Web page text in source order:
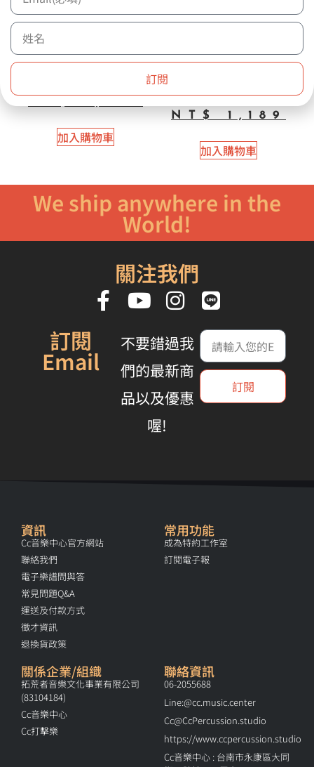
【絕版品出清】
【ENCORE】203R
SYMPHONIC 交響樂系
列 高音木琴/鍾琴槌 藤柄
1-1/8″ 酚醛 銅音色
加入購物車
【ENCORE】200R
1-1/8″ 聚酯材料 溫暖音
NT$1,699
NT$
1,189
加入購物車
We ship anywhere in the
World!
關注我們
訂閱
Email
不要錯過我
們的最新商
品以及優惠
喔!
訂閱
資訊
Cc音樂中心官方網站
聯絡我們
電子樂譜問與答
常見問題Q&A
運送及付款方式
徵才資訊
退換貨政策
常用功能
成為特約工作室
訂閱電子報
關係企業/組織
拓荒者音樂文化事業有限公司
(83104184)
Cc音樂中心
Cc打擊樂
聯絡資訊
06-2055688
Line:@cc.music.center
Cc@CcPercussion.studio
https://www.ccpercussion.studio
Cc音樂中心 : 台南市永康區大同
訂閱